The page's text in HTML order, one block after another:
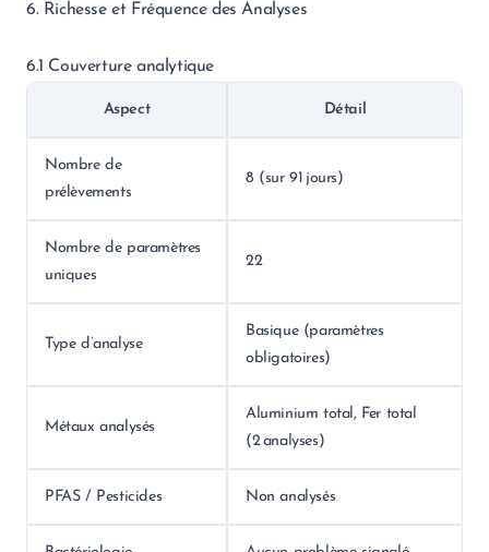
6. Richesse et Fréquence des Analyses
6.1 Couverture analytique
Aspect Détail
Nombre de
prélèvements
8 (sur 91 jours)
Nombre de paramètres
uniques
22
Type d’analyse
Basique (paramètres
obligatoires)
Métaux analysés
Aluminium total, Fer total
(2 analyses)
PFAS / Pesticides Non analysés